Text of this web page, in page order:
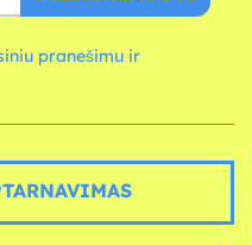
pranešimu ir